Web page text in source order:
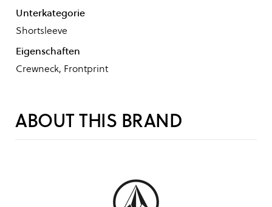
Unterkategorie
Shortsleeve
Eigenschaften
Crewneck, Frontprint
ABOUT THIS BRAND